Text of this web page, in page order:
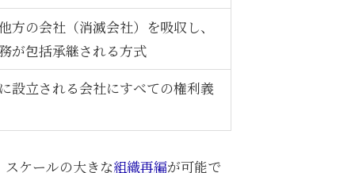
方の会社（消滅会社）を吸収し、
が包括承継される方式
設立される会社にすべての権利義
ケールの大きな組織再編が可能で